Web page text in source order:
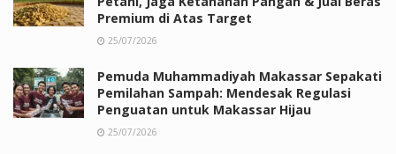
Premium di Atas Target
25/07/2026
Pemuda Muhammadiyah Makassar Sepakati
Pemilahan Sampah: Mendesak Regulasi
Penguatan untuk Makassar Hijau
25/07/2026